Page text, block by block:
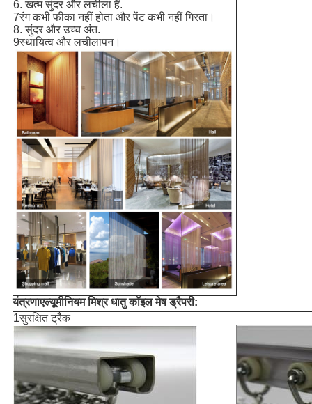
6. खत्म सुंदर और लचीला हैं.
7रंग कभी फीका नहीं होता और पेंट कभी नहीं गिरता।
8. सुंदर और उच्च अंत.
9स्थायित्व और लचीलापन।
यंत्रणाएल्यूमीनियम मिश्र धातु कॉइल मेष ड्रैपरी:
1सुरक्षित ट्रैक